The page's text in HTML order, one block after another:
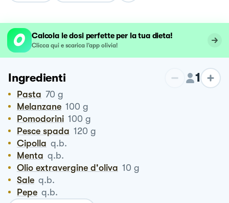
Calcola le dosi perfette per la tua dieta!
Clicca qui e scarica l’app olivia!
Ingredienti 1
Pasta 70 g
Melanzane 100 g
Pomodorini 100 g
Pesce spada 120 g
Cipolla q.b.
Menta q.b.
Olio extravergine d'oliva 10 g
Sale q.b.
Pepe q.b.